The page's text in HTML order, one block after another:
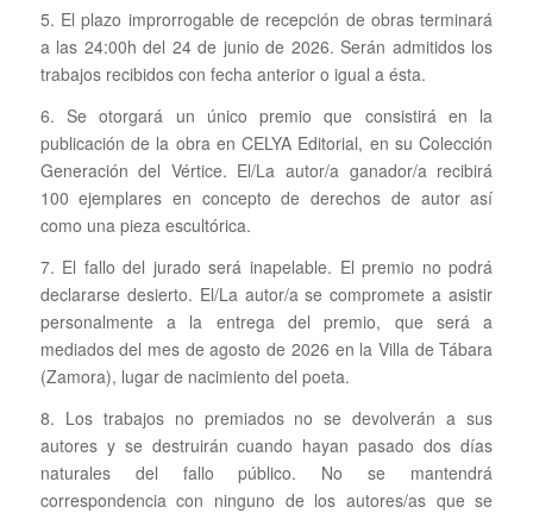
5. El plazo improrrogable de recepción de obras terminará
a las 24:00h del 24 de junio de 2026. Serán admitidos los
trabajos recibidos con fecha anterior o igual a ésta.
6. Se otorgará un único premio que consistirá en la
publicación de la obra en CELYA Editorial, en su Colección
Generación del Vértice. El/La autor/a ganador/a recibirá
100 ejemplares en concepto de derechos de autor así
como una pieza escultórica.
7. El fallo del jurado será inapelable. El premio no podrá
declararse desierto. El/La autor/a se compromete a asistir
personalmente a la entrega del premio, que será a
mediados del mes de agosto de 2026 en la Villa de Tábara
(Zamora), lugar de nacimiento del poeta.
8. Los trabajos no premiados no se devolverán a sus
autores y se destruirán cuando hayan pasado dos días
naturales del fallo público. No se mantendrá
correspondencia con ninguno de los autores/as que se